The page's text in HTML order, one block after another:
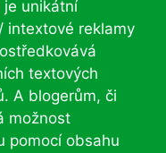
je unikátní
intextové reklamy
textových
A blogerům, či
možnost
pomocí obsahu